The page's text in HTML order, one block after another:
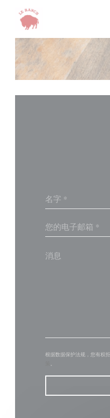
Cookie管理面板
根据数据保护法规，您有权
。